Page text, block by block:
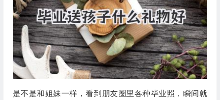
是不是和姐妹一样，看到朋友圈里各种毕业照，瞬间就